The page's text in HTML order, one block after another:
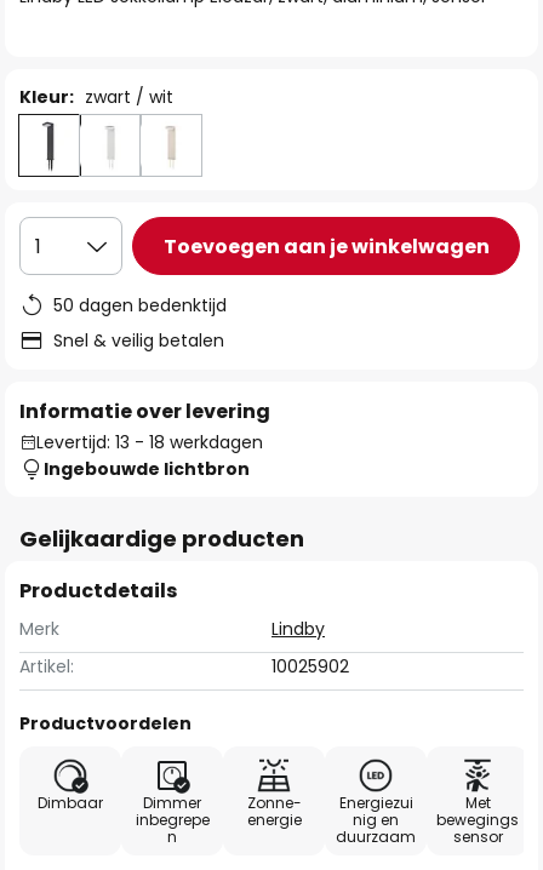
Kleur: zwart / wit
1 Toevoegen aan je winkelwagen
50 dagen bedenktijd
Snel & veilig betalen
Informatie over levering
Levertijd: 13 - 18 werkdagen
Ingebouwde lichtbron
Gelijkaardige producten
Productdetails
Merk
Lindby
Artikel:
10025902
Productvoordelen
Dimbaar
Dimmer
inbegrepe
n
Zonne-
energie
Energiezui
nig en
duurzaam
Met
bewegings
sensor